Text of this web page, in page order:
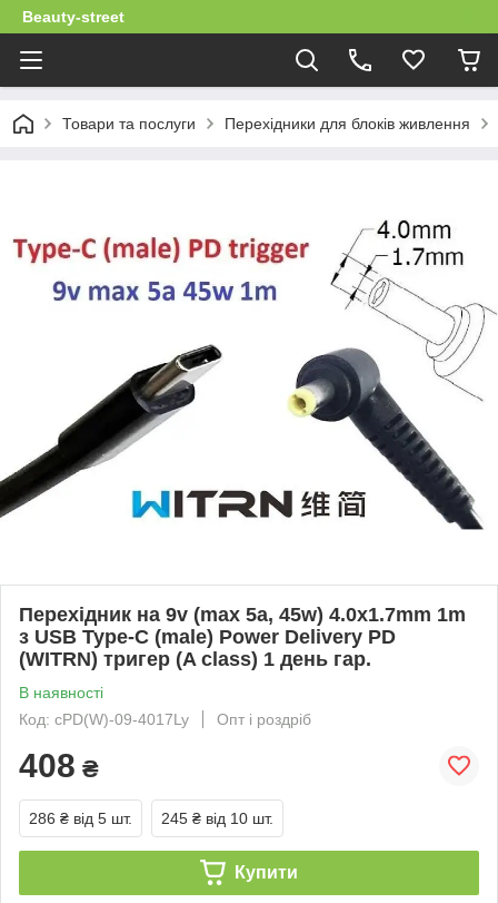
Beauty-street
Товари та послуги Перехідники для блоків живлення
Перехідник на 9v (max 5a, 45w) 4.0x1.7mm 1m
з USB Type-C (male) Power Delivery PD
(WITRN) тригер (A class) 1 день гар.
В наявності
Код: cPD(W)-09-4017Ly
Опт і роздріб
408 ₴
286 ₴ від 5 шт. 245 ₴ від 10 шт.
Купити